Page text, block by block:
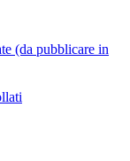
(da pubblicare in